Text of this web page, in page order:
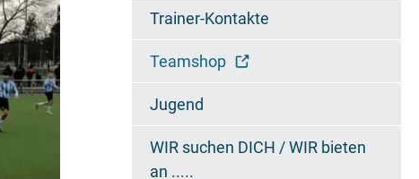
Trainer-Kontakte
Teamshop
Jugend
WIR suchen DICH / WIR bieten
an .....